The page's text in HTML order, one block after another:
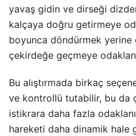
yavaş gidin ve dirseği
kalçaya doğru getirmeye
boyunca döndürmek
çekirdeğe geçmeye
Bu alıştırmada birkaç
ve kontrollü tutabilir, bu da
istikrara daha fazla
hareketi daha dinamik hale